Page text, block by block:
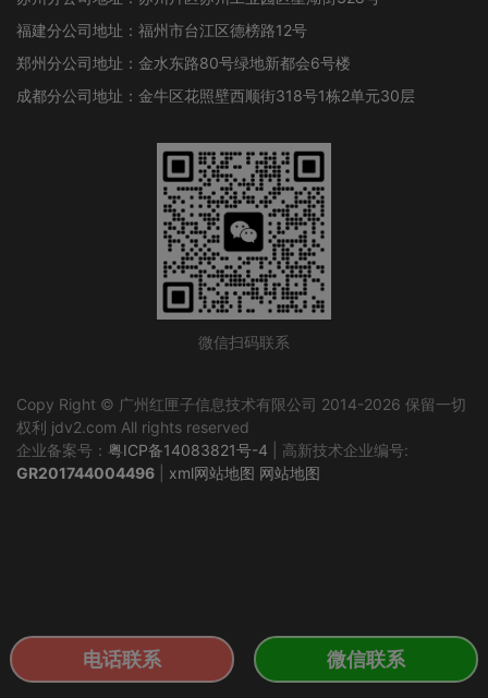
福建分公司地址：福州市台江区德榜路12号
郑州分公司地址：金水东路80号绿地新都会6号楼
成都分公司地址：金牛区花照壁西顺街318号1栋2单元30层
微信扫码联系
Copy Right © 广州红匣子信息技术有限公司 2014-2026 保留一切
权利 jdv2.com All rights reserved
企业备案号： 粤ICP备14083821号-4 | 高新技术企业编号:
GR201744004496
xml网站地图 网站地图
电话联系 微信联系